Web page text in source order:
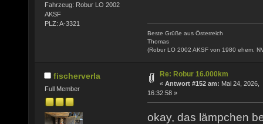
Fahrzeug: Robur LO 2002
AKSF
PLZ: A-3321
Beste Grüße aus Österreich
Thomas
(Robur LO 2002 AKSF von 1980 ehem.
fischerverla
Full Member
Re: Robur 16.000km
« Antwort #152 am: Mai 24, 2026,
16:32:58 »
okay, das lämpchen